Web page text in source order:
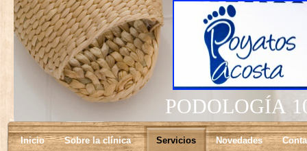
PODOLOGÍA
Inicio Sobre la clínica Servicios Novedades